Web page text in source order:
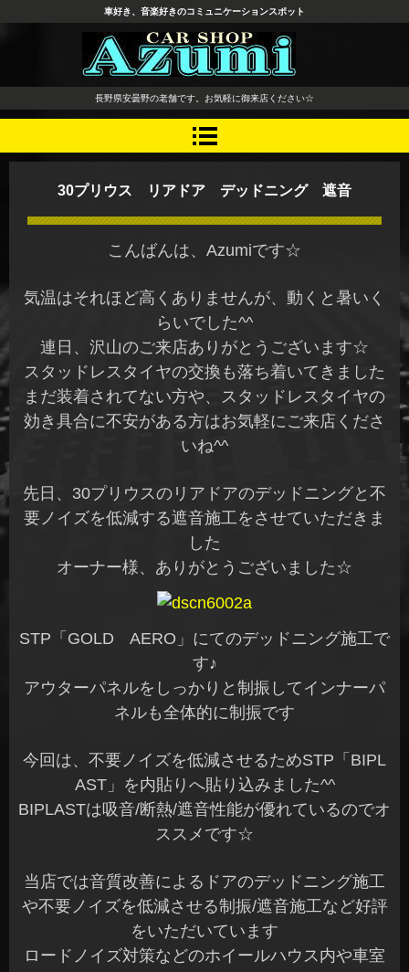
長野県 安曇野市 タイヤ ホ
イール デッドニング カーオ
ーディオ レカロシート
車好き、音楽好きのコミュニケーションスポット
長野県安曇野の老舗です。お気軽に御来店ください☆
30プリウス リアドア デッドニング 遮音
こんばんは、Azumiです☆
気温はそれほど高くありませんが、動くと暑いく
らいでした^^
連日、沢山のご来店ありがとうございます☆
スタッドレスタイヤの交換も落ち着いてきました
まだ装着されてない方や、スタッドレスタイヤの
効き具合に不安がある方はお気軽にご来店くださ
いね^^
先日、30プリウスのリアドアのデッドニングと不
要ノイズを低減する遮音施工をさせていただきま
した
オーナー様、ありがとうございました☆
STP「GOLD AERO」にてのデッドニング施工で
す♪
アウターパネルをしっかりと制振してインナーパ
ネルも全体的に制振です
今回は、不要ノイズを低減させるためSTP「BIPL
AST」を内貼りへ貼り込みました^^
BIPLASTは吸音/断熱/遮音性能が優れているのでオ
ススメです☆
当店では音質改善によるドアのデッドニング施工
や不要ノイズを低減させる制振/遮音施工など好評
をいただいています
ロードノイズ対策などのホイールハウス内や車室